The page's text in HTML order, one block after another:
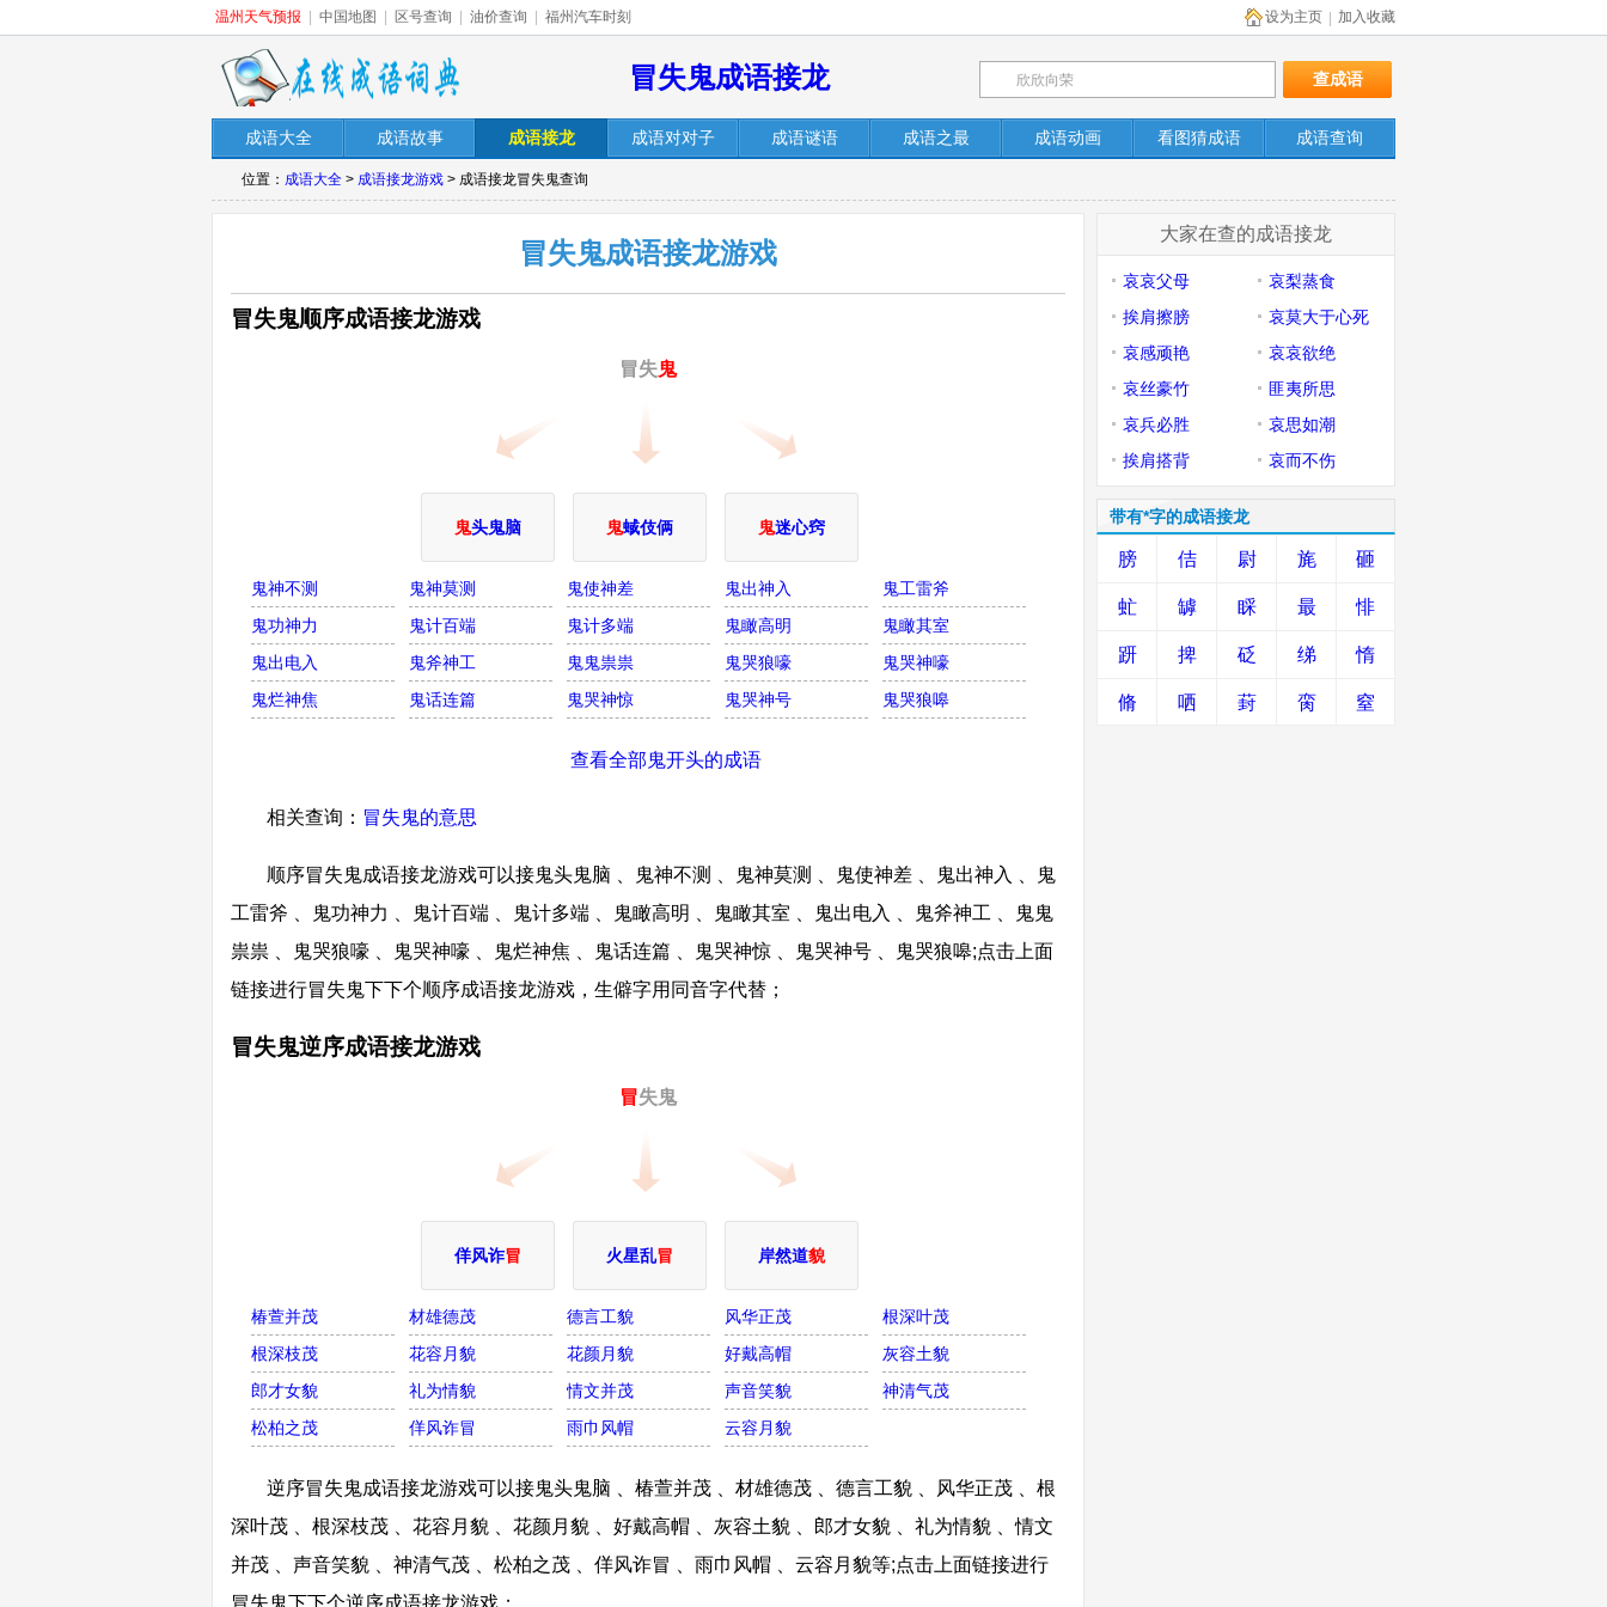
温州天气预报 中国地图 区号查询 油价查询 福州汽车时刻 加入收藏
设为主页
冒失鬼成语接龙
成语大全 成语故事 成语接龙 成语对对子 成语谜语 成语之最 成语动画 看图猜成语 成语查询
位置： 成语大全 > 成语接龙游戏 > 成语接龙冒失鬼查询
冒失鬼成语接龙游戏
冒失鬼顺序成语接龙游戏
冒失鬼
鬼头鬼脑 鬼蜮伎俩 鬼迷心窍
鬼神不测 鬼神莫测 鬼使神差 鬼出神入
鬼工雷斧
鬼功神力
鬼计百端 鬼计多端 鬼瞰高明
鬼瞰其室
鬼出电入
鬼斧神工 鬼鬼祟祟 鬼哭狼嚎
鬼哭神嚎
鬼烂神焦
鬼话连篇 鬼哭神惊 鬼哭神号 鬼哭狼嗥
查看全部鬼开头的成语
相关查询： 冒失鬼的意思
顺序冒失鬼成语接龙游戏可以接鬼头鬼脑 、鬼神不测 、鬼神莫测 、鬼使神差 、鬼出神入 、鬼
工雷斧 、鬼功神力 、鬼计百端 、鬼计多端 、鬼瞰高明 、鬼瞰其室 、鬼出电入 、鬼斧神工 、鬼鬼
祟祟 、鬼哭狼嚎 、鬼哭神嚎 、鬼烂神焦 、鬼话连篇 、鬼哭神惊 、鬼哭神号 、鬼哭狼嗥;点击上面
链接进行冒失鬼下下个顺序成语接龙游戏，生僻字用同音字代替；
冒失鬼逆序成语接龙游戏
冒失鬼
佯风诈冒 火星乱冒 岸然道貌
椿萱并茂 材雄德茂 德言工貌 风华正茂
根深叶茂
根深枝茂
花容月貌 花颜月貌 好戴高帽
灰容土貌
郎才女貌
礼为情貌 情文并茂 声音笑貌
神清气茂
松柏之茂
佯风诈冒 雨巾风帽 云容月貌
逆序冒失鬼成语接龙游戏可以接鬼头鬼脑 、椿萱并茂 、材雄德茂 、德言工貌 、风华正茂 、根
深叶茂 、根深枝茂 、花容月貌 、花颜月貌 、好戴高帽 、灰容土貌 、郎才女貌 、礼为情貌 、情文
并茂 、声音笑貌 、神清气茂 、松柏之茂 、佯风诈冒 、雨巾风帽 、云容月貌等;点击上面链接进行
冒失鬼下下个逆序成语接龙游戏；
大家在查的成语接龙
哀哀父母
哀梨蒸食
挨肩擦膀
哀莫大于心死
哀感顽艳
哀哀欲绝
哀丝豪竹
匪夷所思
哀兵必胜
哀思如潮
挨肩搭背
哀而不伤
带有*字的成语接龙
膀 佶 尉 旄 砸
虻 罅 睬 最 悱
趼 捭 砭 绨 惰
脩 哂 葑 脔 窒